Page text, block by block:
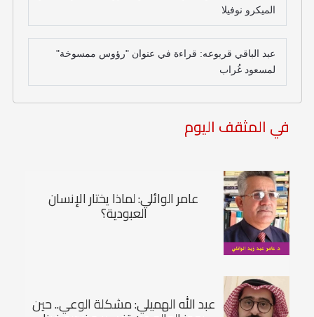
الميكرو نوفيلا
عبد الباقي قربوعه: قراءة في عنوان "رؤوس ممسوخة"
لمسعود غُراب
في المثقف اليوم
عامر الوائلي: لماذا يختار الإنسان
العبودية؟
عبد الله الهميلي: مشكلة الوعي.. حين